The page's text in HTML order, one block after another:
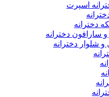
اسپرت
دخترانه
سارافون دخترانه
شلوار دخترانه